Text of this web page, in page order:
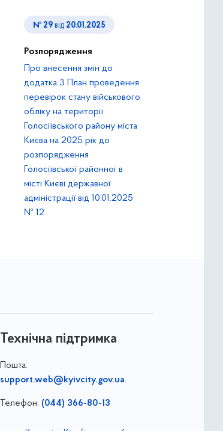
№ 29 від 20.01.2025
Розпорядження
Про внесення змін до
додатка 3 План проведення
перевірок стану військового
обліку на території
Голосіївського району міста
Києва на 2025 рік до
розпорядження
Голосіївської районної в
місті Києві державної
адміністрації від 10.01.2025
№ 12
Технічна підтримка
Пошта:
support.web@kyivcity.gov.ua
Телефон: (044) 366-80-13